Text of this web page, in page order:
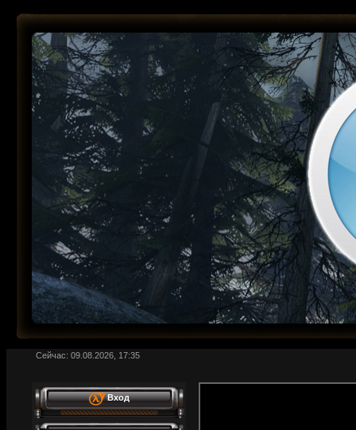
Сейчас: 09.08.2026, 17:35
Вход